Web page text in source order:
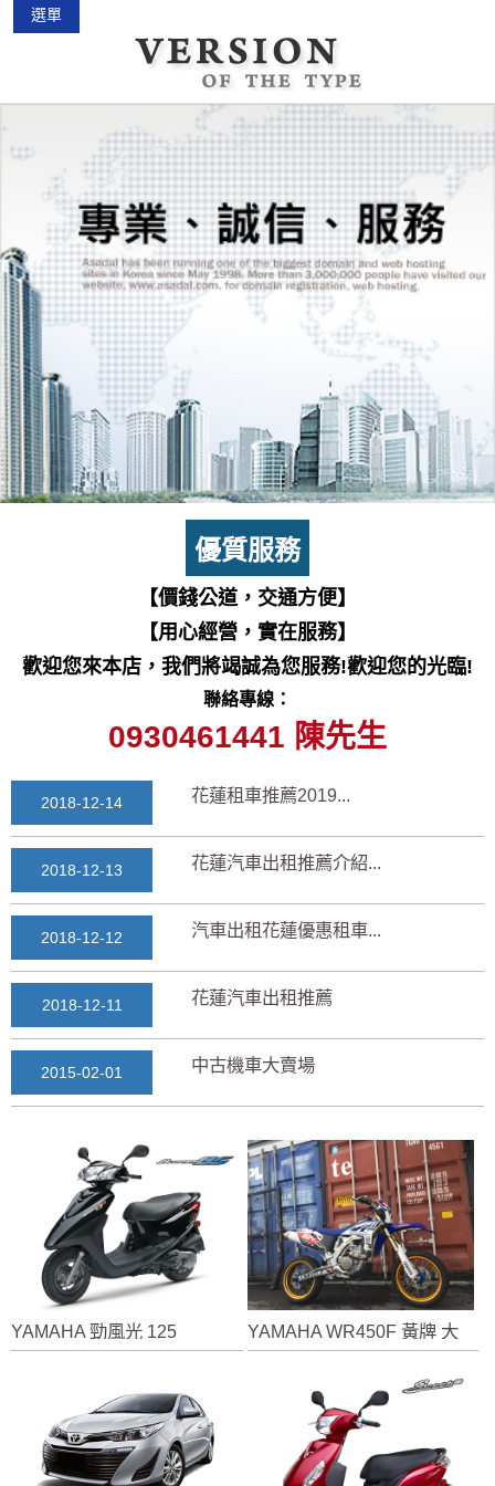
選單
優質服務
【價錢公道，交通方便】
【用心經營，實在服務】
歡迎您來本店，我們將竭誠為您服務!歡迎您的光臨!
聯絡專線：
0930461441 陳先生
2015-02-01
2018-03-16 花蓮景點2018地圖...
七星潭風景區美景介紹...
三日遊景點行程規劃景...
2018-03-12 花蓮自由行自助行程
2025-11-17 通水管後排水變快？背...
2018-12-14 花蓮租車推薦2019...
2018-12-13 花蓮汽車出租推薦介紹...
2018-12-12 汽車出租花蓮優惠租車...
2018-12-11 花蓮汽車出租推薦
2015-02-01 中古機車大賣場
2018-03-15 七星潭風景區美景介紹...
2018-03-13 三日遊景點行程規劃景...
2018-03-12 花蓮自由行自助行程
2025-11-17 通水管後排水變快？背...
2018-12-14 花蓮租車推薦2019...
YAMAHA 勁風光 125 YAMAHA WR450F 黃牌 大型重型機車